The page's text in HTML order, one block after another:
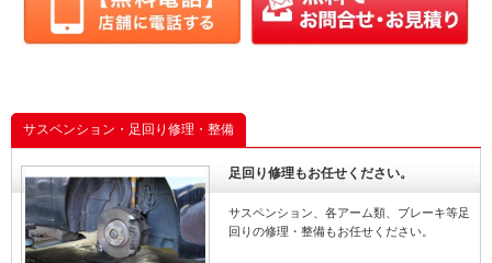
サスペンション・足回り修理・整備
足回り修理もお任せください。
サスペンション、各アーム類、ブレーキ等足
回りの修理・整備もお任せください。